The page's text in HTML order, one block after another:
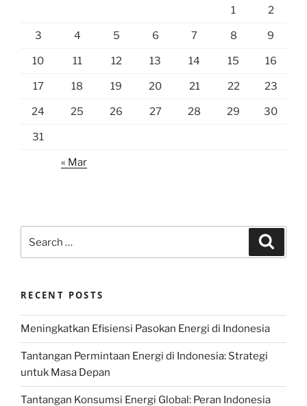
1 2
3 4 5 6 7 8 9
10 11 12 13 14 15 16
17 18 19 20 21 22 23
24 25 26 27 28 29 30
31
« Mar
for:
RECENT POSTS
Meningkatkan Efisiensi Pasokan Energi di Indonesia
Tantangan Permintaan Energi di Indonesia: Strategi
untuk Masa Depan
Tantangan Konsumsi Energi Global: Peran Indonesia